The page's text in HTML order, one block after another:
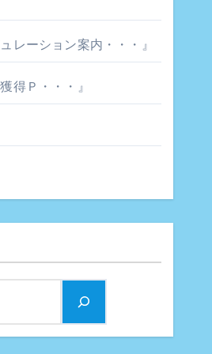
レーション案内・・・』
得Ｐ・・・』